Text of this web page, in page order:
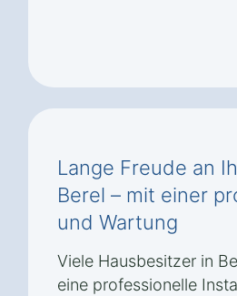
Lange Freude an
Berel – mit einer
und Wartung
Viele Hausbesitzer in
eine professionelle